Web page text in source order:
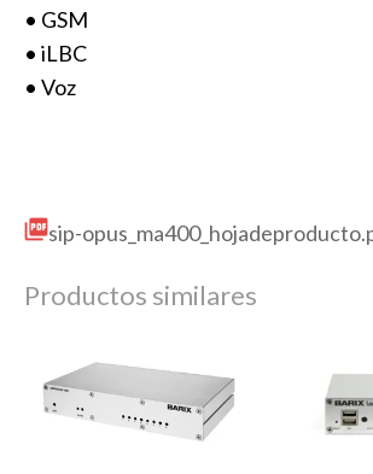
• GSM
• iLBC
• Voz
sip-
Productos similares